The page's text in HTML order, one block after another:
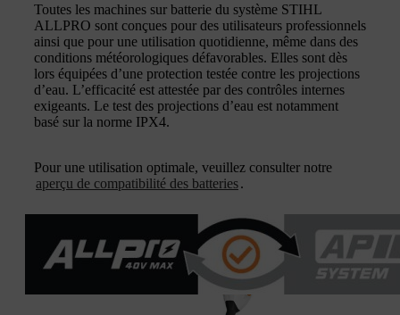
Toutes les machines sur batterie du système STIHL
ALLPRO sont conçues pour des utilisateurs professionnels
ainsi que pour une utilisation quotidienne, même dans des
conditions météorologiques défavorables. Elles sont dès
lors équipées d’une protection testée contre les projections
d’eau. L’efficacité est attestée par des contrôles internes
exigeants. Le test des projections d’eau est notamment
basé sur la norme IPX4.
Pour une utilisation optimale, veuillez consulter notre
aperçu de compatibilité des batteries.